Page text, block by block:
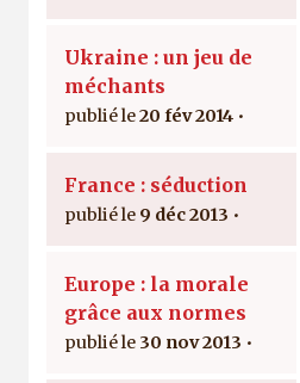
Ukraine : un jeu de
méchants
20 fév 2014
France : séduction
9 déc 2013
Europe : la morale
grâce aux normes
30 nov 2013